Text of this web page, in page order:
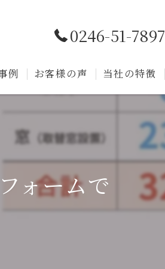
0246-51-7897
例 お客様の声 当社の特徴
注文住宅
リフォーム
ォームで